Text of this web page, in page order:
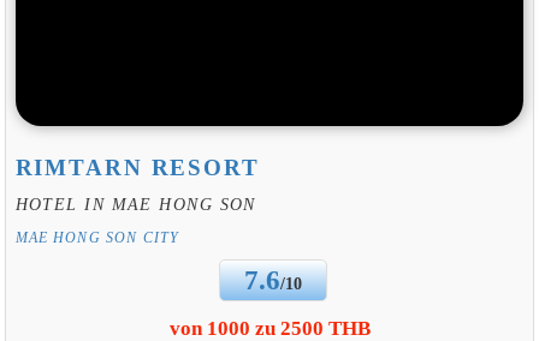
RIMTARN RESORT
HOTEL IN MAE HONG SON
MAE HONG SON CITY
7.6/10
von 1000 zu 2500 THB